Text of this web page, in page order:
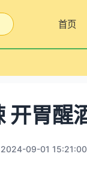
首页
开胃醒
2024-09-01 15:21:00